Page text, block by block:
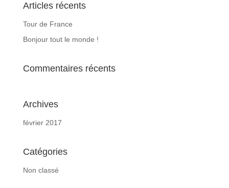
Articles récents
Tour de France
Bonjour tout le monde !
Commentaires récents
Archives
février 2017
Catégories
Non classé